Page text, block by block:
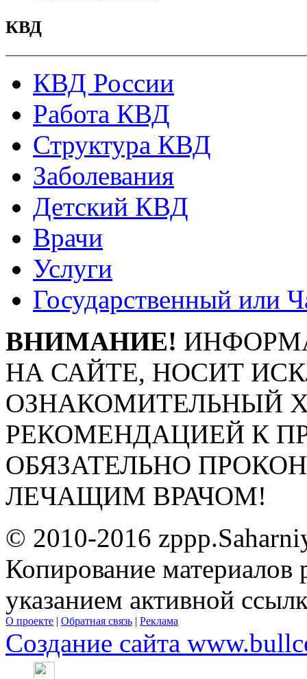
КВД
КВД России
Работа КВД
Структура КВД
Заболевания
Детский КВД
Врачи
Услуги
Государственный или
ВНИМАНИЕ!
НА САЙТЕ, НОСИТ
ОЗНАКОМИТЕЛЬНЫЙ
РЕКОМЕНДАЦИЕЙ К
ОБЯЗАТЕЛЬНО
ЛЕЧАЩИМ ВРАЧОМ!
© 2010-2016
Копирование материалов
указанием активной
О проекте | Обратная связь | Реклама
Создание сайта